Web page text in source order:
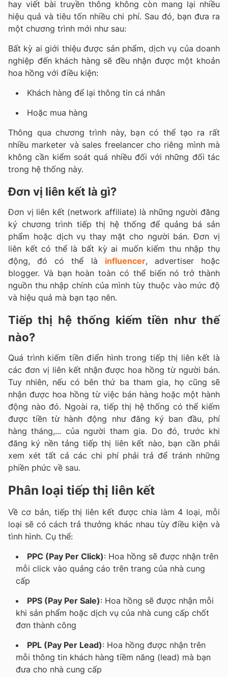
hay viết bài truyền thông không còn mang lại nhiều
hiệu quả và tiêu tốn nhiều chi phí. Sau đó, bạn đưa ra
một chương trình mới như sau:
Bất kỳ ai giới thiệu được sản phẩm, dịch vụ của doanh
nghiệp đến khách hàng sẽ đều nhận được một khoản
hoa hồng với điều kiện:
Khách hàng để lại thông tin cá nhân
Hoặc mua hàng
Thông qua chương trình này, bạn có thể tạo ra rất
nhiều marketer và sales freelancer cho riêng mình mà
không cần kiểm soát quá nhiều đối với những đối tác
trong hệ thống này.
Đơn vị liên kết là gì?
Đơn vị liên kết (network affiliate) là những người đăng
ký chương trình tiếp thị hệ thống để quảng bá sản
phẩm hoặc dịch vụ thay mặt cho người bán. Đơn vị
liên kết có thể là bất kỳ ai muốn kiếm thu nhập thụ
động, đó có thể là influencer, advertiser hoặc
blogger. Và bạn hoàn toàn có thể biến nó trở thành
nguồn thu nhập chính của mình tùy thuộc vào mức độ
và hiệu quả mà bạn tạo nên.
Tiếp thị hệ thống kiếm tiền như thế
nào?
Quá trình kiếm tiền điển hình trong tiếp thị liên kết là
các đơn vị liên kết nhận được hoa hồng từ người bán.
Tuy nhiên, nếu có bên thứ ba tham gia, họ cũng sẽ
nhận được hoa hồng từ việc bán hàng hoặc một hành
động nào đó. Ngoài ra, tiếp thị hệ thống có thể kiếm
được tiền từ hành động như đăng ký ban đầu, phí
hàng tháng,... của người tham gia. Do đó, trước khi
đăng ký nền tảng tiếp thị liên kết nào, bạn cần phải
xem xét tất cả các chi phí phải trả để tránh những
phiền phức về sau.
Phân loại tiếp thị liên kết
Về cơ bản, tiếp thị liên kết được chia làm 4 loại, mỗi
loại sẽ có cách trả thưởng khác nhau tùy điều kiện và
tình hình. Cụ thể:
PPC (Pay Per Click): Hoa hồng sẽ được nhận trên
mỗi click vào quảng cáo trên trang của nhà cung
cấp
PPS (Pay Per Sale): Hoa hồng sẽ được nhận mỗi
khi sản phẩm hoặc dịch vụ của nhà cung cấp chốt
đơn thành công
PPL (Pay Per Lead): Hoa hồng được nhận trên
mỗi thông tin khách hàng tiềm năng (lead) mà bạn
đưa cho nhà cung cấp